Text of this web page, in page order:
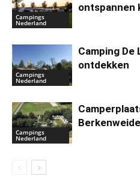
Campings
Nederland
ontspannen
Campings
Nederland
Camping De
ontdekken
Campings
Nederland